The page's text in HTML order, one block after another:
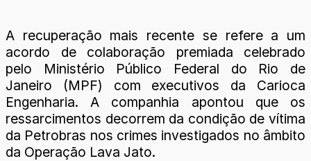
A recuperação mais recente se refere a um
acordo de colaboração premiada celebrado
pelo Ministério Público Federal do Rio de
Janeiro (MPF) com executivos da Carioca
Engenharia. A companhia apontou que os
ressarcimentos decorrem da condição de vítima
da Petrobras nos crimes investigados no âmbito
da Operação Lava Jato.